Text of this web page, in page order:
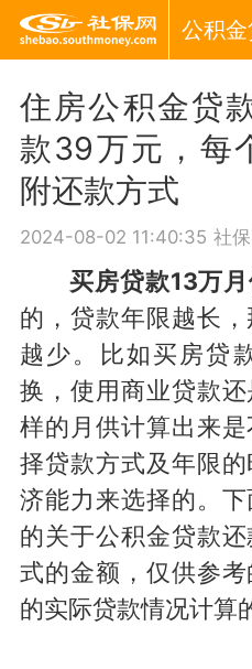
公积
住房公积金贷
款39万元，每
附还款方式
2024-08-02 11:40:35 社
买房贷款13万
的，贷款年限越长
越少。比如买房贷
换，使用商业贷款
样的月供计算出来
择贷款方式及年限
济能力来选择的。
的关于公积金贷款
式的金额，仅供参
的实际贷款情况计算